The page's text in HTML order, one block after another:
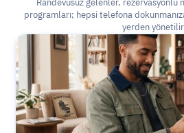
programları; hepsi telefona
yerden